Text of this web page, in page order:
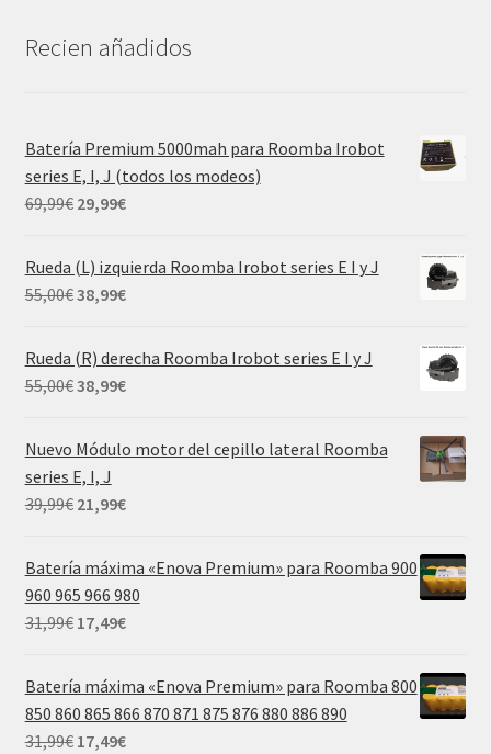
Recien añadidos
Batería Premium 5000mah para Roomba Irobot
series E, I, J (todos los modeos)
69,99€ El
original
era:
29,99€El
actual
es:
Rueda (L) izquierda Roomba Irobot series E I y J
55,00€El
original
era:
38,99€El
actual
es:
Rueda (R) derecha Roomba Irobot series E I y J
55,00€El
original
era:
55,00€.
38,99€El
actual
38,99€.
Nuevo Módulo motor del cepillo lateral Roomba
series E, I, J
39,99€ El
original
era:
39,99€.
21,99€El
actual
es:
21,99€.
Batería máxima «Enova Premium» para Roomba 900
960 965 966 980
31,99€ El
original
era:
31,99€.
17,49€El
actual
es:
17,49€.
Batería máxima «Enova Premium» para Roomba 800
850 860 865 866 870 871 875 876 880 886 890
31,99€ El
17,49€El